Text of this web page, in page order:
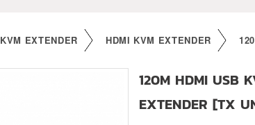
KVM EXTENDER HDMI KVM EXTENDER
120M HDMI USB
EXTENDER [TX